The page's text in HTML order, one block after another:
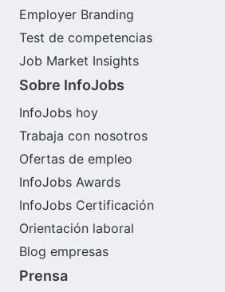
Employer Branding
Test de competencias
Job Market Insights
Sobre InfoJobs
InfoJobs hoy
Trabaja con nosotros
Ofertas de empleo
InfoJobs Awards
InfoJobs Certificación
Orientación laboral
Blog empresas
Prensa